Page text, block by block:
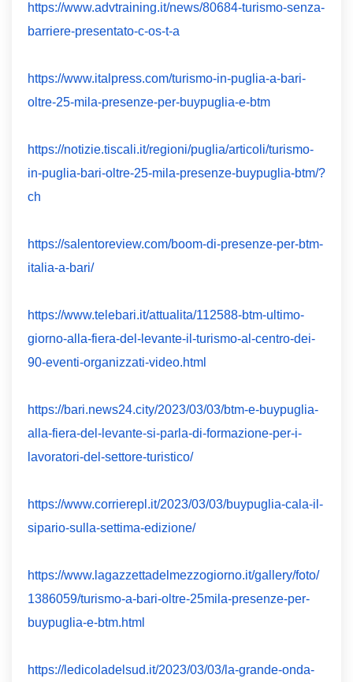
https://www.advtraining.it/news/80684-turismo-senza-
barriere-presentato-c-os-t-a
https://www.italpress.com/turismo-in-puglia-a-bari-
oltre-25-mila-presenze-per-buypuglia-e-btm
https://notizie.tiscali.it/regioni/puglia/articoli/turismo-
in-puglia-bari-oltre-25-mila-presenze-buypuglia-btm/?
ch
https://salentoreview.com/boom-di-presenze-per-btm-
italia-a-bari/
https://www.telebari.it/attualita/112588-btm-ultimo-
giorno-alla-fiera-del-levante-il-turismo-al-centro-dei-
90-eventi-organizzati-video.html
https://bari.news24.city/2023/03/03/btm-e-buypuglia-
alla-fiera-del-levante-si-parla-di-formazione-per-i-
lavoratori-del-settore-turistico/
https://www.corrierepl.it/2023/03/03/buypuglia-cala-il-
sipario-sulla-settima-edizione/
https://www.lagazzettadelmezzogiorno.it/gallery/foto/
1386059/turismo-a-bari-oltre-25mila-presenze-per-
buypuglia-e-btm.html
https://ledicoladelsud.it/2023/03/03/la-grande-onda-